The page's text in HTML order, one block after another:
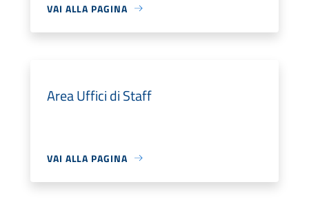
VAI ALLA PAGINA
Area Uffici di Staff
VAI ALLA PAGINA